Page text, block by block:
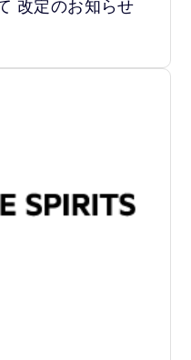
改定のお知らせ